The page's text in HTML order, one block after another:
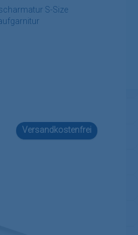
S-Size
Versandkostenfrei